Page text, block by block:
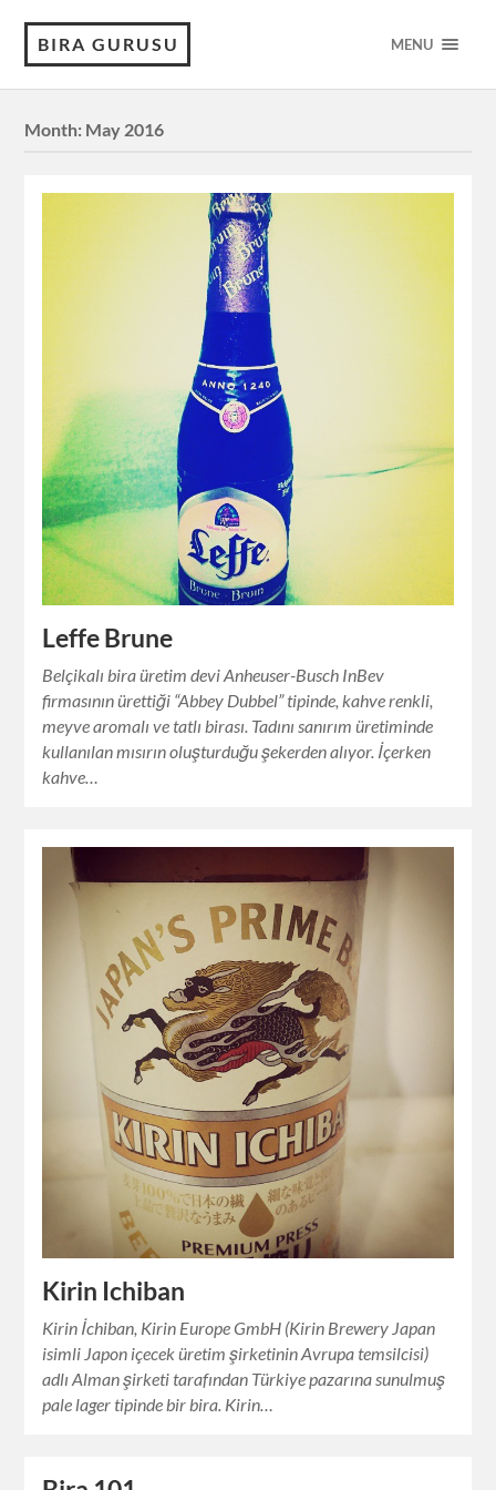
BIRA GURUSU MENU
Month: May 2016
Leffe Brune
Belçikalı bira üretim devi Anheuser-Busch InBev
firmasının ürettiği “Abbey Dubbel” tipinde, kahve renkli,
meyve aromalı ve tatlı birası. Tadını sanırım üretiminde
kullanılan mısırın oluşturduğu şekerden alıyor. İçerken
kahve…
Kirin Ichiban
Kirin İchiban, Kirin Europe GmbH (Kirin Brewery Japan
isimli Japon içecek üretim şirketinin Avrupa temsilcisi)
adlı Alman şirketi tarafından Türkiye pazarına sunulmuş
pale lager tipinde bir bira. Kirin…